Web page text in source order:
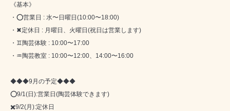
《基本》
・⭕営業日 : 水〜日曜日(10:00〜18:00)
・✖定休日 : 月曜日、火曜日(祝日は営業します)
・♊陶芸体験 : 10:00〜17:00
・♒陶芸教室 : 10:00〜12:00、14:00〜16:00
◆◆◆9月の予定◆◆◆
⭕9/1(日):営業日(陶芸体験できます)
✖️9/2(月):定休日